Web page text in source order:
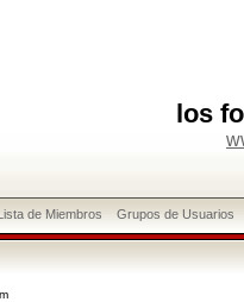
los
de Miembros Grupos de Usuarios